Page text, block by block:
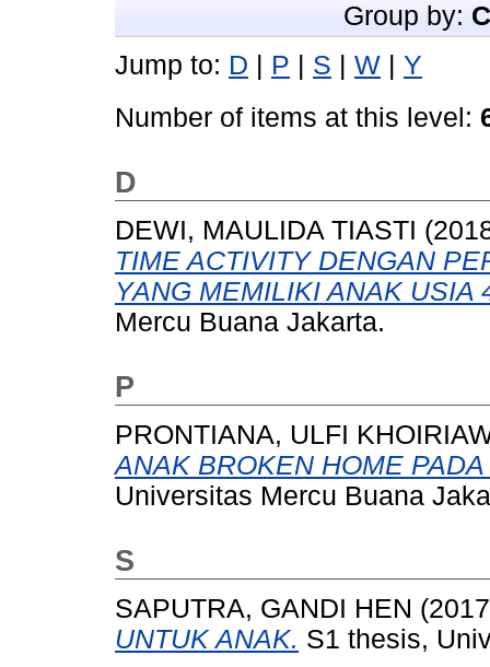
Group by:
Jump to: D P S W
Y
Number of items at this level:
D
DEWI, MAULIDA TIASTI
TIME ACTIVITY DENGAN
YANG MEMILIKI ANAK USIA
Mercu Buana Jakarta.
P
PRONTIANA, ULFI
ANAK BROKEN HOME
Universitas Mercu Buana
S
SAPUTRA, GANDI HEN
UNTUK ANAK. S1 thesis,